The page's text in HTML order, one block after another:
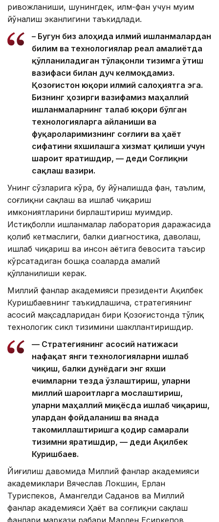
ривожланиши, шунингдек, илм-фан учун муҳим
йўналиш эканлигини таъкидлади.
– Бугун биз алоҳида илмий ишланмалардан
билим ва технологиялар реал амалиётда
қўлланиладиган тўлақонли тизимга ўтиш
вазифаси билан дуч келмоқдамиз.
Қозоғистон юқори илмий салоҳиятга эга.
Бизнинг ҳозирги вазифамиз маҳаллий
ишланмаларнинг талаб юқори бўлган
технологияларга айланиши ва
фуқароларимизнинг соғлиғи ва ҳаёт
сифатини яхшилашга хизмат қилиши учун
шароит яратишдир, — деди Соғлиқни
сақлаш вазири.
Унинг сўзларига кўра, бу йўналишда фан, таълим,
соғлиқни сақлаш ва ишлаб чиқариш
имкониятларини бирлаштириш муҳимдир.
Истиқболли ишланмалар лаборатория даражасида
қолиб кетмаслиги, балки диагностика, даволаш,
ишлаб чиқариш ва инсон ҳаётига бевосита таъсир
кўрсатадиган бошқа соҳаларда амалий
қўлланилиши керак.
Миллий фанлар академияси президенти Ақилбек
Куришбаевнинг таъкидлашича, стратегиянинг
асосий мақсадларидан бири Қозоғистонда тўлиқ
технологик сикл тизимини шакллантиришдир.
— Стратегиянинг асосий натижаси
нафақат янги технологияларни ишлаб
чиқиш, балки дунёдаги энг яхши
ечимларни тезда ўзлаштириш, уларни
миллий шароитларга мослаштириш,
уларни маҳаллий миқёсда ишлаб чиқариш,
улардан фойдаланиш ва янада
такомиллаштиришга қодир самарали
тизимни яратишдир, — деди Ақилбек
Куришбаев.
Йиғилиш давомида Миллий фанлар академияси
академиклари Вячеслав Локшин, Ерлан
Туриспеков, Амангелди Саданов ва Миллий
фанлар академияси Ҳаёт ва соғлиқни сақлаш